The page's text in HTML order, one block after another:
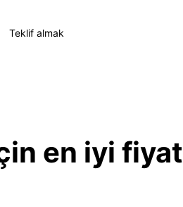
Teklif almak
en iyi fiyat